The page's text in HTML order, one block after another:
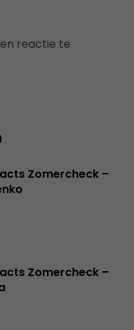
reactie te
Zomercheck –
Zomercheck –